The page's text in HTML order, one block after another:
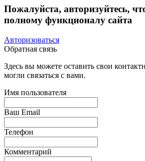
Пожалуйста, авторизуйтесь,
полному функционалу сайта
Авторизоваться
Обратная связь
Здесь вы можете оставить свои
могли связаться с вами.
Имя пользователя
Ваш Email
Телефон
Комментарий